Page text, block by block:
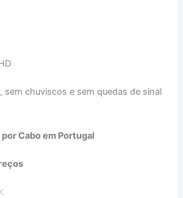
sem chuviscos e sem quedas de sinal
Cabo em Portugal